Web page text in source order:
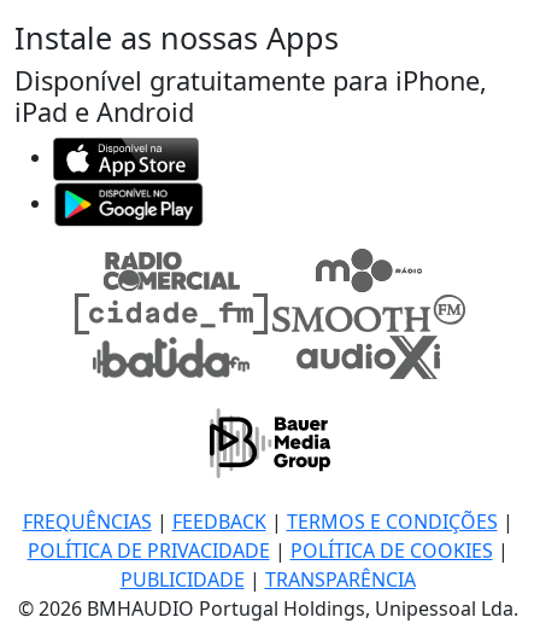
Instale as nossas Apps
Disponível gratuitamente para iPhone,
iPad e Android
FREQUÊNCIAS | FEEDBACK| TERMOS E CONDIÇÕES |
POLÍTICA DE PRIVACIDADE | POLÍTICA DE COOKIES |
PUBLICIDADE | TRANSPARÊNCIA
© 2026 BMHAUDIO Portugal Holdings, Unipessoal Lda.